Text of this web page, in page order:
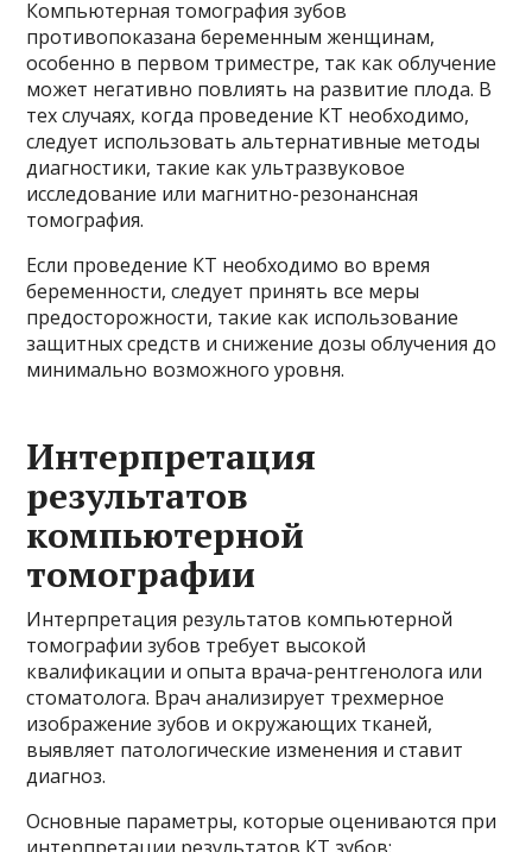
Компьютерная томография зубов
противопоказана беременным женщинам,
особенно в первом триместре, так как облучение
может негативно повлиять на развитие плода. В
тех случаях, когда проведение КТ необходимо,
следует использовать альтернативные методы
диагностики, такие как ультразвуковое
исследование или магнитно-резонансная
томография.
Если проведение КТ необходимо во время
беременности, следует принять все меры
предосторожности, такие как использование
защитных средств и снижение дозы облучения до
минимально возможного уровня.
Интерпретация
результатов
компьютерной
томографии
Интерпретация результатов компьютерной
томографии зубов требует высокой
квалификации и опыта врача-рентгенолога или
стоматолога. Врач анализирует трехмерное
изображение зубов и окружающих тканей,
выявляет патологические изменения и ставит
диагноз.
Основные параметры, которые оцениваются при